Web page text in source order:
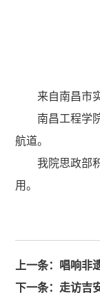
来自南昌市
南昌工程学
航道。
我院思政部
用。
上一条： 唱响非
下一条： 走访吉